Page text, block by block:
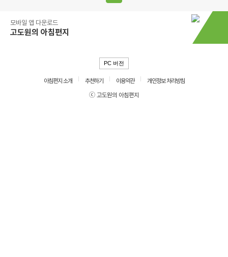
모바일 앱 다운로드
고도원의 아침편지
PC 버전
아침편지 소개 추천하기 이용약관
개인정보 처리방침
ⓒ 고도원의 아침편지